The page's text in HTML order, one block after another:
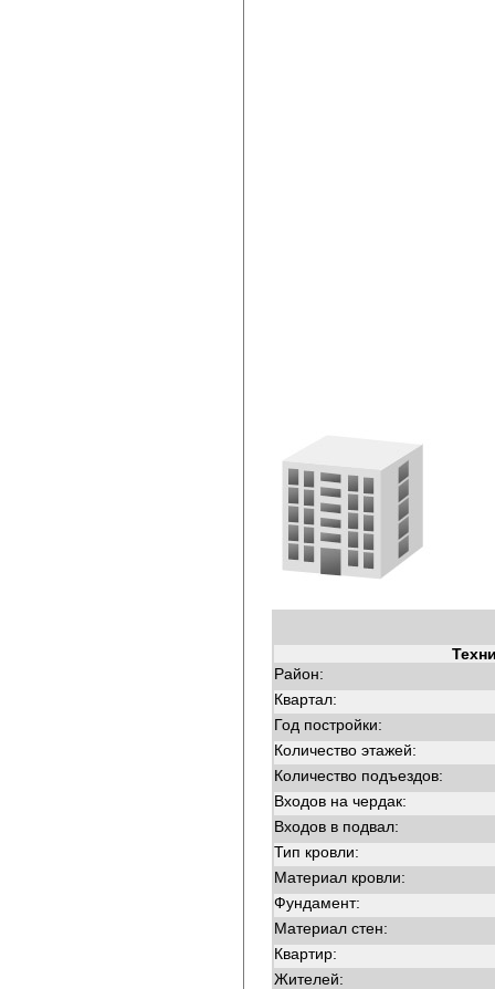
Район:
Квартал:
Год постройки:
Количество этажей:
Количество подъездов:
Входов на чердак:
Входов в подвал:
Тип кровли:
Материал кровли:
Фундамент:
Материал стен:
Квартир:
Жителей: